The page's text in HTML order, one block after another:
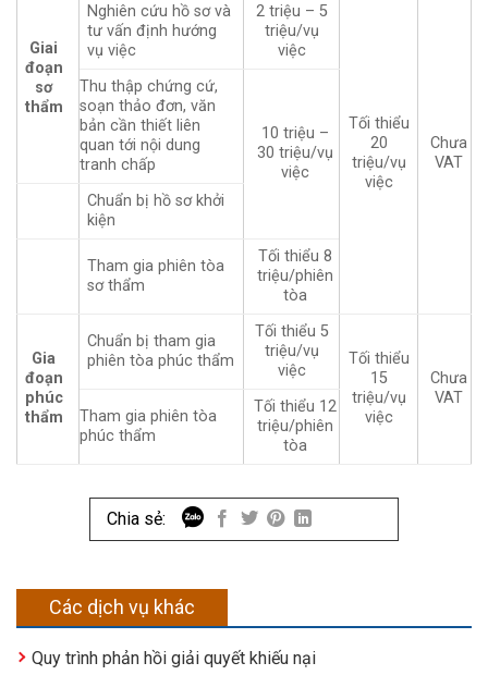
Giai
đoạn
sơ
thẩm
Nghiên cứu hồ sơ và
tư vấn định hướng
vụ việc
2 triệu – 5
triệu/vụ
việc
Tối thiểu
20
triệu/vụ
việc
Chưa
VAT
Thu thập chứng cứ,
soạn thảo đơn, văn
bản cần thiết liên
quan tới nội dung
tranh chấp
10 triệu –
30 triệu/vụ
việc
Chuẩn bị hồ sơ khởi
kiện
Tham gia phiên tòa
sơ thẩm
Tối thiểu 8
triệu/phiên
tòa
Gia
đoạn
phúc
thẩm
Chuẩn bị tham gia
phiên tòa phúc thẩm
Tối thiểu 5
triệu/vụ
việc
Tối thiểu
15
triệu/vụ
việc
Chưa
VAT
Tham gia phiên tòa
phúc thẩm
Tối thiểu 12
triệu/phiên
tòa
Chia sẻ:
Các dịch vụ khác
Quy trình phản hồi giải quyết khiếu nại